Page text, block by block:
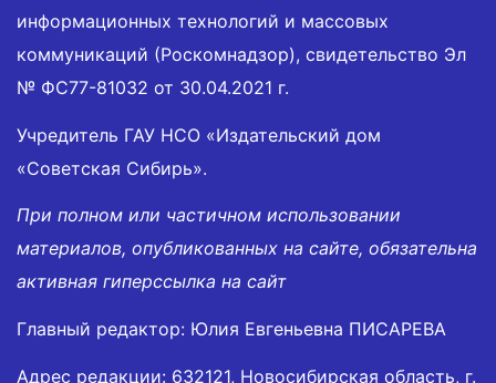
информационных технологий и массовых
коммуникаций (Роскомнадзор), свидетельство Эл
№ ФС77-81032 от 30.04.2021 г.
Учредитель ГАУ НСО «Издательский дом
«Советская Сибирь».
При полном или частичном использовании
материалов, опубликованных на сайте, обязательна
активная гиперссылка на сайт
Главный редактор: Юлия Евгеньевна ПИСАРЕВА
Адрес редакции: 632121, Новосибирская область, г.